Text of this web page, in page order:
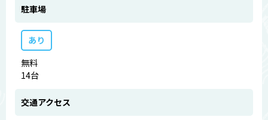
駐車場
あり
無料
14台
交通アクセス